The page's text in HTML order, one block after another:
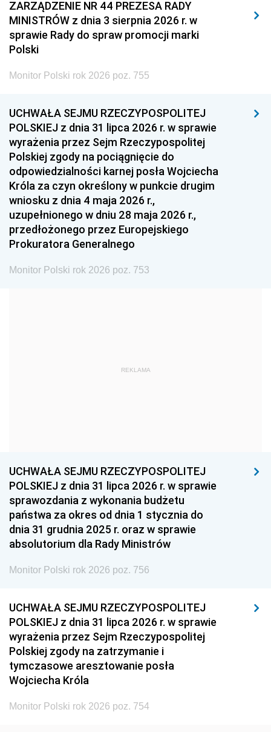
2011 2010 2009
2008 2007 2006
2005
1996 1995 1994
1993 1992 1991
1990 1989
1987 1986 1985
1984 1983
1981 1980 1979
1978 1977
1975 1974
1959
1939 1938 1937
1936 1930
ZARZĄDZENIE NR 44 PREZESA RADY
MINISTRÓW z dnia 3 sierpnia 2026 r. w
sprawie Rady do spraw promocji marki
Polski
Monitor Polski rok 2026 poz. 755
UCHWAŁA SEJMU RZECZYPOSPOLITEJ
POLSKIEJ z dnia 31 lipca 2026 r. w sprawie
wyrażenia przez Sejm Rzeczypospolitej
Polskiej zgody na pociągnięcie do
odpowiedzialności karnej posła Wojciecha
Króla za czyn określony w punkcie drugim
wniosku z dnia 4 maja 2026 r.,
uzupełnionego w dniu 28 maja 2026 r.,
przedłożonego przez Europejskiego
Prokuratora Generalnego
Monitor Polski rok 2026 poz. 753
REKLAMA
UCHWAŁA SEJMU RZECZYPOSPOLITEJ
POLSKIEJ z dnia 31 lipca 2026 r. w sprawie
sprawozdania z wykonania budżetu
państwa za okres od dnia 1 stycznia do
dnia 31 grudnia 2025 r. oraz w sprawie
absolutorium dla Rady Ministrów
Monitor Polski rok 2026 poz. 756
UCHWAŁA SEJMU RZECZYPOSPOLITEJ
POLSKIEJ z dnia 31 lipca 2026 r. w sprawie
wyrażenia przez Sejm Rzeczypospolitej
Polskiej zgody na zatrzymanie i
tymczasowe aresztowanie posła
Wojciecha Króla
Monitor Polski rok 2026 poz. 754